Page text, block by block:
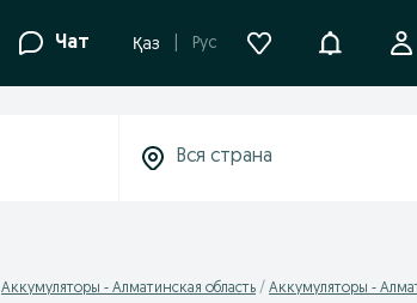
Чат Қаз Рус
Аккумуляторы - Алматинская область Аккумуляторы -